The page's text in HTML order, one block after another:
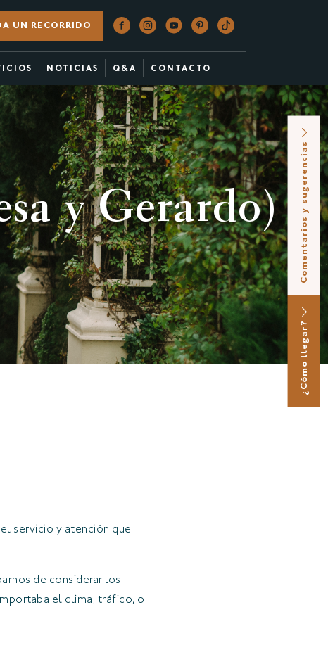
UN RECORRIDO
NOTICIAS Q&A CONTACTO
¿Cómo llegar?
Comentarios y sugerencias
y Gerardo)
servicio y atención que
de considerar los
el clima, tráfico, o